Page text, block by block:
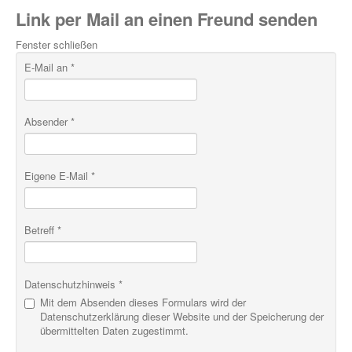
Link per Mail an einen Freund senden
Fenster schließen
E-Mail an *
Absender *
Eigene E-Mail *
Betreff *
Datenschutzhinweis *
Mit dem Absenden dieses Formulars wird der
Datenschutzerklärung dieser Website und der Speicherung der
übermittelten Daten zugestimmt.